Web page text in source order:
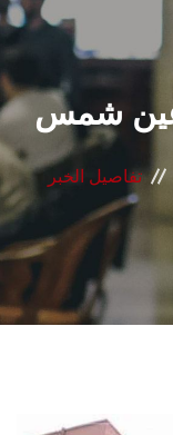
القطاعـات
الشئون الأكاديمية
البحث العلمي
الرعاية الصحية
المراكز والوحدات
عين شمس
تفاصيل الخبر